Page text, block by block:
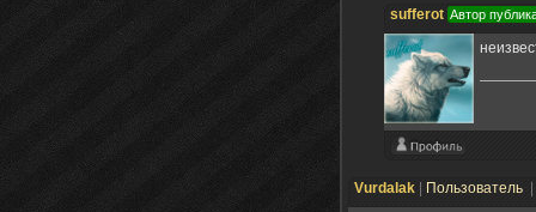
sufferot Автор
Vurdalak Пользователь